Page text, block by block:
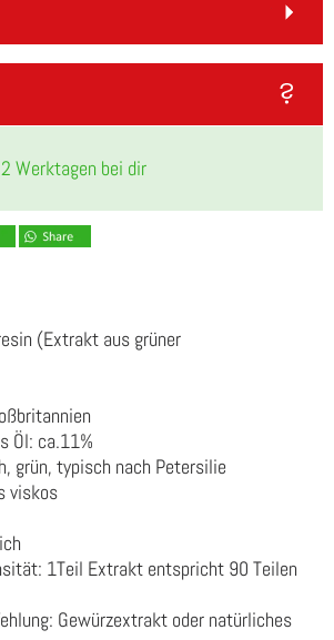
Werktagen bei dir
(Extrakt aus grüner
Öl: ca.11%
grün, typisch nach Petersilie
viskos
1Teil Extrakt entspricht 90 Teilen
Gewürzextrakt oder natürliches